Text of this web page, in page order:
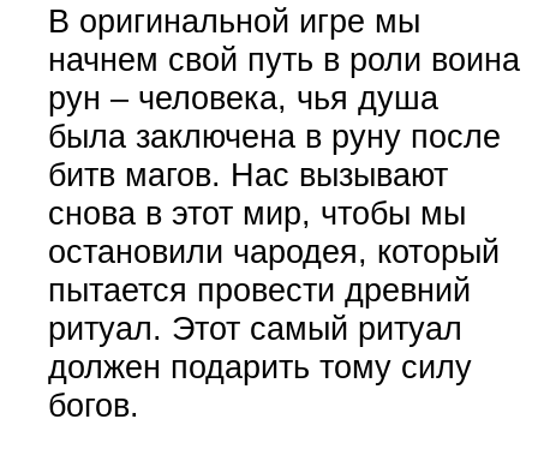
В оригинальной игре мы
начнем свой путь в роли воина
рун – человека, чья душа
была заключена в руну после
битв магов. Нас вызывают
снова в этот мир, чтобы мы
остановили чародея, который
пытается провести древний
ритуал. Этот самый ритуал
должен подарить тому силу
богов.